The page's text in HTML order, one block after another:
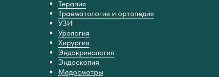
Терапия
Травматология и ортопедия
УЗИ
Урология
Хирургия
Эндокринология
Эндоскопия
Медосмотры